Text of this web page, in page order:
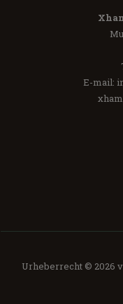
E-mail:
Urheberrecht © 2026